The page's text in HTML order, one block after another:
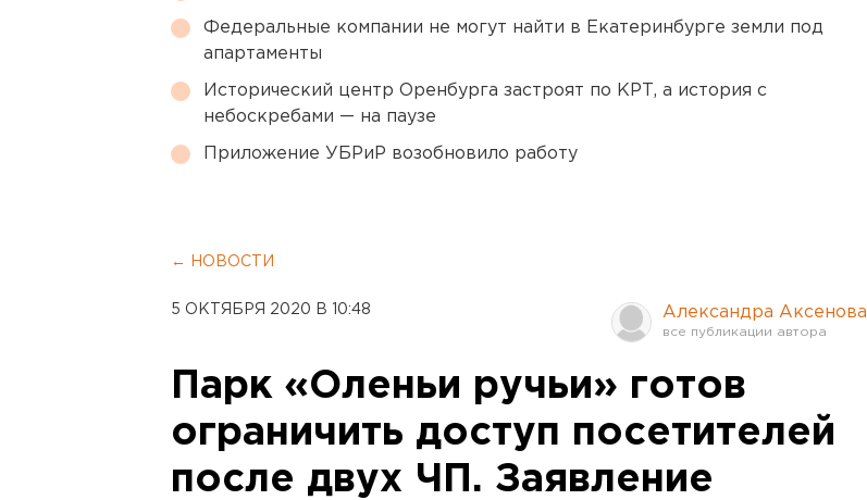
Федеральные компании не могут найти в Екатеринбурге земли под
апартаменты
Исторический центр Оренбурга застроят по КРТ, а история с
небоскребами — на паузе
Приложение УБРиР возобновило работу
← НОВОСТИ
5 ОКТЯБРЯ 2020 В 10:48 Александра Аксенова
Парк «Оленьи ручьи» готов
ограничить доступ посетителей
после двух ЧП. Заявление